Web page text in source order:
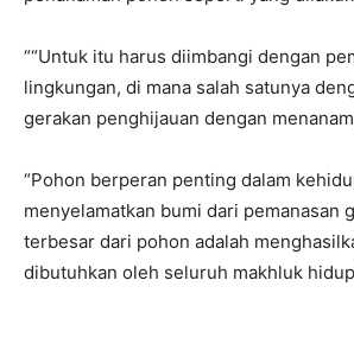
““Untuk itu harus diimbangi dengan
lingkungan, di mana salah satunya
gerakan penghijauan dengan
“Pohon berperan penting dalam
menyelamatkan bumi dari pemanasan
terbesar dari pohon adalah
dibutuhkan oleh seluruh makhluk